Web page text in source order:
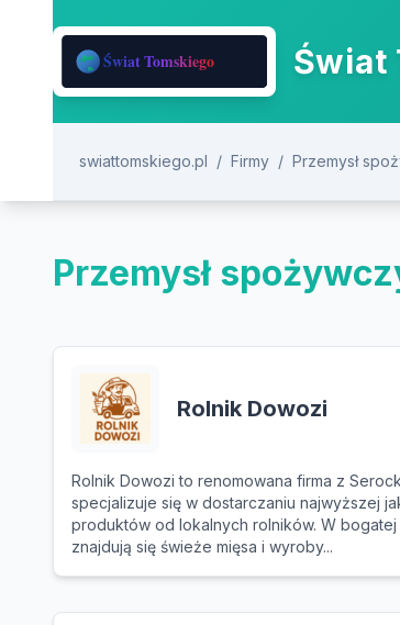
Świat
swiattomskiego.pl / Firmy / Przemysł
Przemysł
Rolnik Dowozi
Rolnik Dowozi to renomowana firma z
specjalizuje się w dostarczaniu najwyższej
produktów od lokalnych rolników. W
znajdują się świeże mięsa i wyroby...